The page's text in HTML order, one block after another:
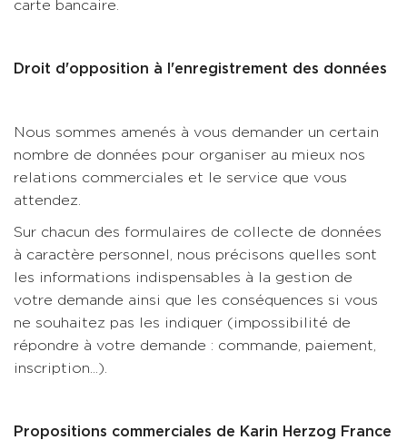
carte bancaire.
Droit d'opposition à l'enregistrement des données
Nous sommes amenés à vous demander un certain
nombre de données pour organiser au mieux nos
relations commerciales et le service que vous
attendez.
Sur chacun des formulaires de collecte de données
à caractère personnel, nous précisons quelles sont
les informations indispensables à la gestion de
votre demande ainsi que les conséquences si vous
ne souhaitez pas les indiquer (impossibilité de
répondre à votre demande : commande, paiement,
inscription...).
Propositions commerciales de Karin Herzog France